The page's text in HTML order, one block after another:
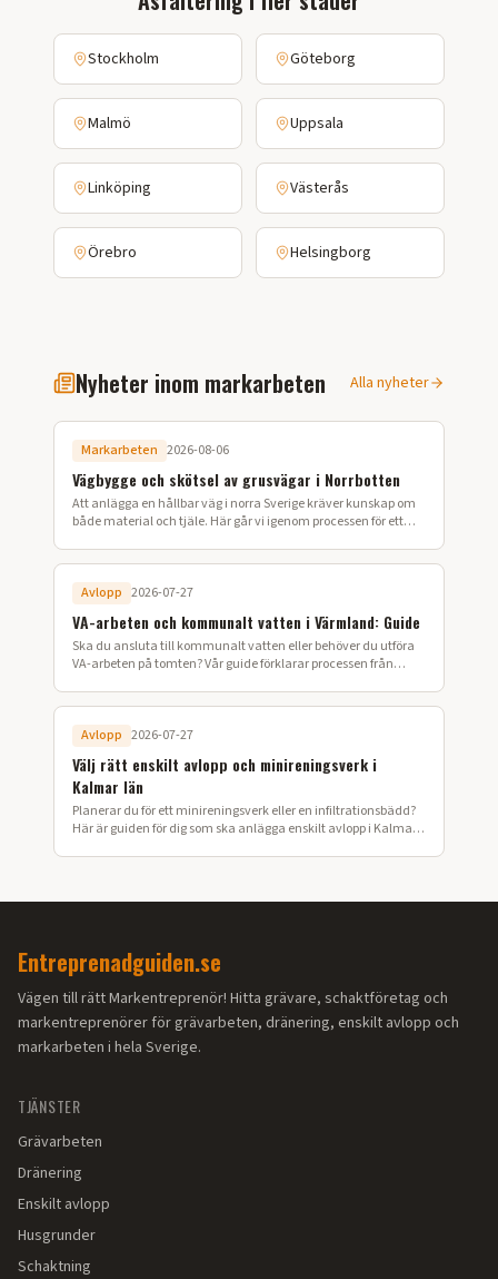
Stockholm Göteborg
Malmö Uppsala
Linköping Västerås
Örebro Helsingborg
Nyheter inom markarbeten Alla nyheter
Markarbeten 2026-08-06
Vägbygge och skötsel av grusvägar i Norrbotten
Att anlägga en hållbar väg i norra Sverige kräver kunskap om
både material och tjäle. Här går vi igenom processen för ett
Avlopp 2026-07-27
VA-arbeten och kommunalt vatten i Värmland: Guide
Ska du ansluta till kommunalt vatten eller behöver du utföra
VA-arbeten på tomten? Vår guide förklarar processen från
Avlopp 2026-07-27
Välj rätt enskilt avlopp och minireningsverk i
Kalmar län
Planerar du för ett minireningsverk eller en infiltrationsbädd?
Här är guiden för dig som ska anlägga enskilt avlopp i Kalmar
Entreprenadguiden.se
Vägen till rätt Markentreprenör! Hitta grävare, schaktföretag och
markentreprenörer för grävarbeten, dränering, enskilt avlopp och
markarbeten i hela Sverige.
TJÄNSTER
Grävarbeten
Dränering
Enskilt avlopp
Husgrunder
Schaktning